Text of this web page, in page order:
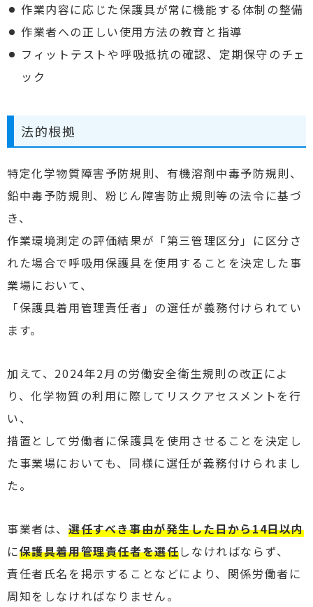
作業内容に応じた保護具が常に機能する体制の整備
作業者への正しい使用方法の教育と指導
フィットテストや呼吸抵抗の確認、定期保守のチェ
ック
法的根拠
特定化学物質障害予防規則、有機溶剤中毒予防規則、
鉛中毒予防規則、粉じん障害防止規則等の法令に基づ
き、
作業環境測定の評価結果が「第三管理区分」に区分さ
れた場合で呼吸用保護具を使用することを決定した事
業場において、
「保護具着用管理責任者」の選任が義務付けられてい
ます。
加えて、2024年2月の労働安全衛生規則の改正によ
り、化学物質の利用に際してリスクアセスメントを行
い、
措置として労働者に保護具を使用させることを決定し
た事業場においても、同様に選任が義務付けられまし
た。
事業者は、 選任すべき事由が発生した日から14日以内
に保護具着用管理責任者を選任しなければならず、
責任者氏名を掲示することなどにより、関係労働者に
周知をしなければなりません。